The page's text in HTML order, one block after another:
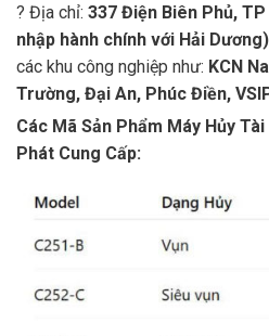
? Địa chỉ: 337 Điện Biên Phủ,
nhập hành chính với Hải Dương)
các khu công nghiệp như: KCN
Trường, Đại An, Phúc Điền,
Các Mã Sản Phẩm Máy Hủy
Phát Cung Cấp: